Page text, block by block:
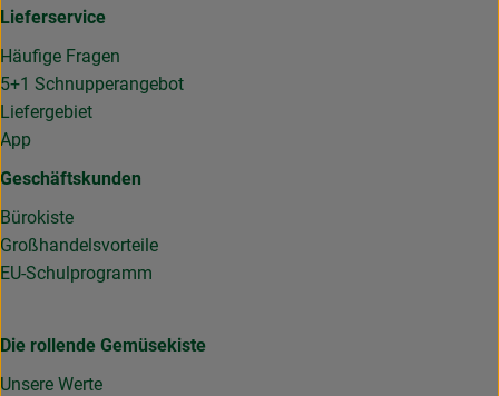
Lieferservice
Häufige Fragen
5+1 Schnupperangebot
Liefergebiet
App
Geschäftskunden
Bürokiste
Großhandelsvorteile
EU-Schulprogramm
Die rollende Gemüsekiste
Unsere Werte